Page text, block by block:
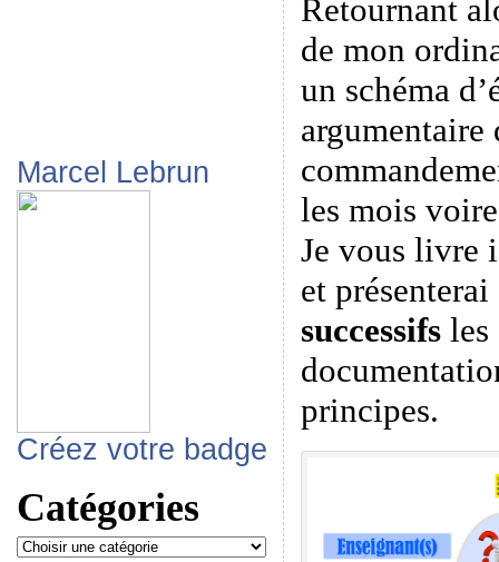
Marcel Lebrun
Créez votre badge
Catégories
Retournant
de mon
un schéma
argumentaire
les mois
Je vous livre
et présenterai
successifsles
principes.